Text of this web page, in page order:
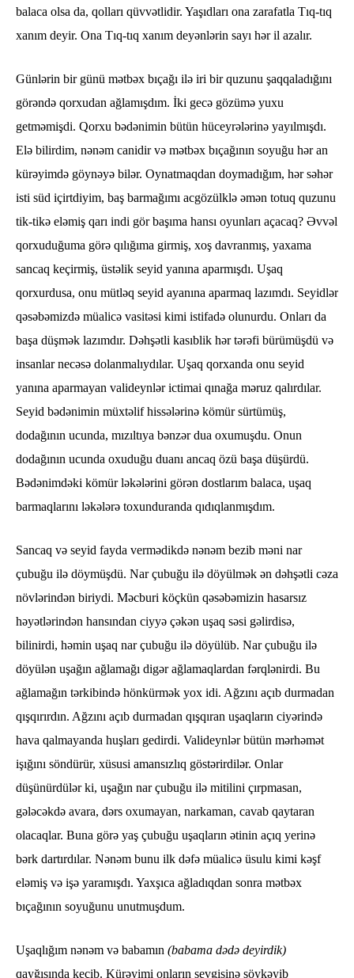
balaca olsa da, qolları qüvvətlidir. Yaşıdları ona zarafatla Tıq-tıq
xanım deyir. Ona Tıq-tıq xanım deyənlərin sayı hər il azalır.
Günlərin bir günü mətbəx bıçağı ilə iri bir quzunu şaqqaladığını
görəndə qorxudan ağlamışdım. İki gecə gözümə yuxu
getməmişdi. Qorxu bədənimin bütün hüceyrələrinə yayılmışdı.
Elə bilirdim, nənəm canidir və mətbəx bıçağının soyuğu hər an
kürəyimdə göynəyə bilər. Oynatmaqdan doymadığım, hər səhər
isti süd içirtdiyim, baş barmağımı acgözülklə əmən totuq quzunu
tik-tikə eləmiş qarı indi gör başıma hansı oyunları açacaq? Əvvəl
qorxuduğuma görə qılığıma girmiş, xoş davranmış, yaxama
sancaq keçirmiş, üstəlik seyid yanına aparmışdı. Uşaq
qorxurdusa, onu mütləq seyid ayanına aparmaq lazımdı. Seyidlər
qəsəbəmizdə müalicə vasitəsi kimi istifadə olunurdu. Onları da
başa düşmək lazımdır. Dəhşətli kasıblik hər tərəfi bürümüşdü və
insanlar necəsə dolanmalıydılar. Uşaq qorxanda onu seyid
yanına aparmayan valideynlər ictimai qınağa məruz qalırdılar.
Seyid bədənimin müxtəlif hissələrinə kömür sürtümüş,
dodağının ucunda, mızıltıya bənzər dua oxumuşdu. Onun
dodağının ucunda oxuduğu duanı ancaq özü başa düşürdü.
Bədənimdəki kömür ləkələrini görən dostlarım balaca, uşaq
barmaqlarını ləkələrə toxunduranda qıdıqlanmışdım.
Sancaq və seyid fayda vermədikdə nənəm bezib məni nar
çubuğu ilə döymüşdü. Nar çubuğu ilə döyülmək ən dəhşətli cəza
növlərindən biriydi. Məcburi köçkün qəsəbəmizin hasarsız
həyətlərindən hansından ciyyə çəkən uşaq səsi gəlirdisə,
bilinirdi, həmin uşaq nar çubuğu ilə döyülüb. Nar çubuğu ilə
döyülən uşağın ağlamağı digər ağlamaqlardan fərqlənirdi. Bu
ağlamağın tərkibində hönkürmək yox idi. Ağzını açıb durmadan
qışqırırdın. Ağzını açıb durmadan qışqıran uşaqların ciyərində
hava qalmayanda huşları gedirdi. Valideynlər bütün mərhəmət
işığını söndürür, xüsusi amansızlıq göstərirdilər. Onlar
düşünürdülər ki, uşağın nar çubuğu ilə mitilini çırpmasan,
gələcəkdə avara, dərs oxumayan, narkaman, cavab qaytaran
olacaqlar. Buna görə yaş çubuğu uşaqların ətinin açıq yerinə
bərk dartırdılar. Nənəm bunu ilk dəfə müalicə üsulu kimi kəşf
eləmiş və işə yaramışdı. Yaxşıca ağladıqdan sonra mətbəx
bıçağının soyuğunu unutmuşdum.
Uşaqlığım nənəm və babamın (babama dədə deyirdik)
qayğısında keçib. Kürəyimi onların sevgisinə söykəyib